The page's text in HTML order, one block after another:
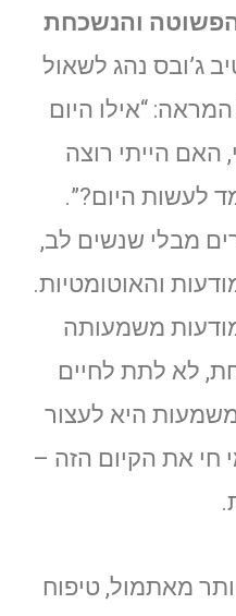
והנשכחת
ג’ובס נהג לשאול
“אילו היום
האם הייתי רוצה
לעשות היום?”.
מבלי שנשים לב,
והאוטומטיות.
משמעותה
לא לתת לחיים
היא לעצור
חי את הקיום הזה –
מאתמול, טיפוח